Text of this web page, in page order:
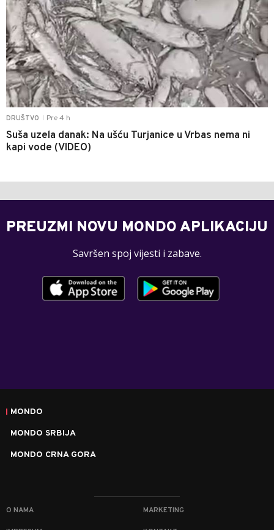
DRUŠTVO Pre 4 h
Suša uzela danak: Na ušću Turjanice u Vrbas nema ni
kapi vode (VIDEO)
PREUZMI NOVU MONDO APLIKACIJU
Savršen spoj vijesti i zabave.
MONDO
MONDO SRBIJA
MONDO CRNA GORA
O NAMA MARKETING